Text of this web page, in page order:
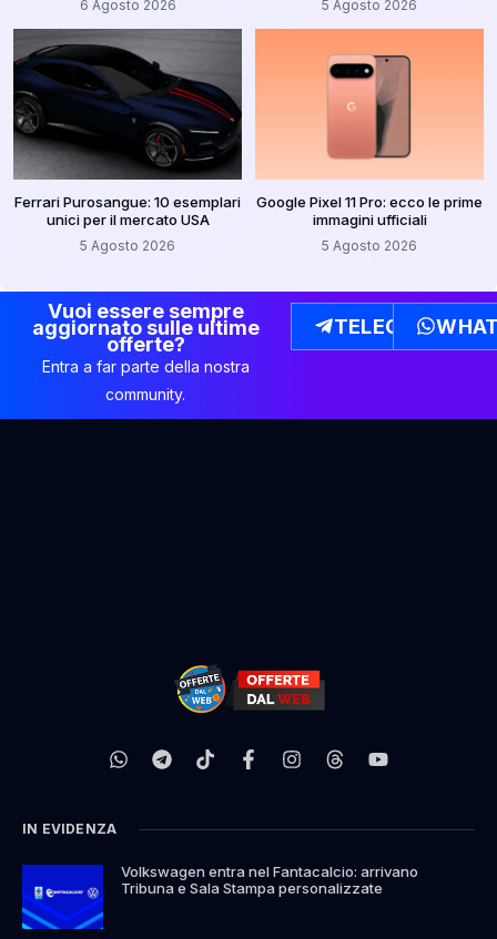
6 Agosto 2026 5 Agosto 2026
Ferrari Purosangue: 10 esemplari
unici per il mercato USA
5 Agosto 2026
Google Pixel 11 Pro: ecco le prime
immagini ufficiali
5 Agosto 2026
Vuoi essere sempre
aggiornato sulle ultime
offerte?
Entra a far parte della nostra
community.
TELEGRAM
IN EVIDENZA
Volkswagen entra nel Fantacalcio: arrivano
Tribuna e Sala Stampa personalizzate